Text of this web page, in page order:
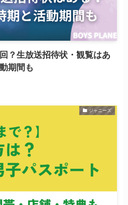
？生放送招待状・観覧はあ
期間も
ジャニーズ